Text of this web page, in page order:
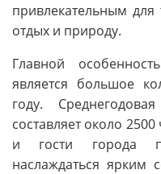
привлекательным
отдых и природу.
Главной
является большое
году.
составляет около
и гости города
наслаждаться ярким